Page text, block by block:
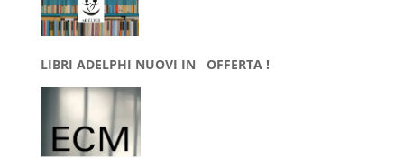
LIBRI ADELPHI NUOVI IN OFFERTA !